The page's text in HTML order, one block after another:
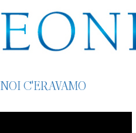
NOI C'ERAVAMO